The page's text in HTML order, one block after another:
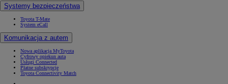
Systemy bezpieczeństwa
Toyota T-Mate
System eCall
Komunikacja z autem
Nowa aplikacja MyToyota
Cyfrowy opiekun auta
Usługi Connected
Płatne subskrypcje
Toyota Connectivity Match